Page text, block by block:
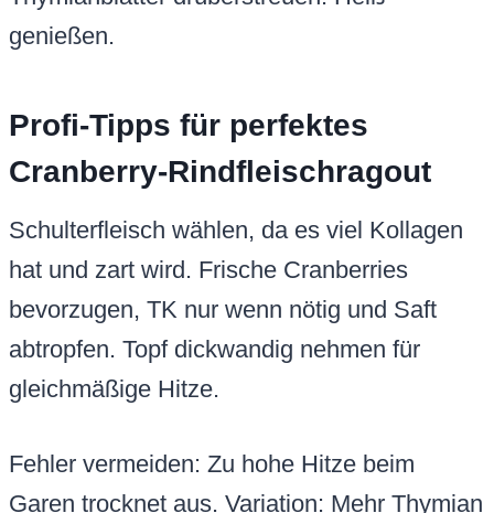
genießen.
Profi-Tipps für perfektes
Cranberry-Rindfleischragout
Schulterfleisch wählen, da es viel Kollagen
hat und zart wird. Frische Cranberries
bevorzugen, TK nur wenn nötig und Saft
abtropfen. Topf dickwandig nehmen für
gleichmäßige Hitze.
Fehler vermeiden: Zu hohe Hitze beim
Garen trocknet aus. Variation: Mehr Thymian